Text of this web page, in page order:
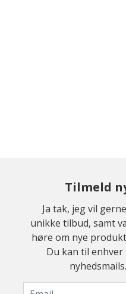
Tilmeld
Ja tak, jeg vil
unikke tilbud, samt
høre om nye
Du kan til
nyhedsmails.